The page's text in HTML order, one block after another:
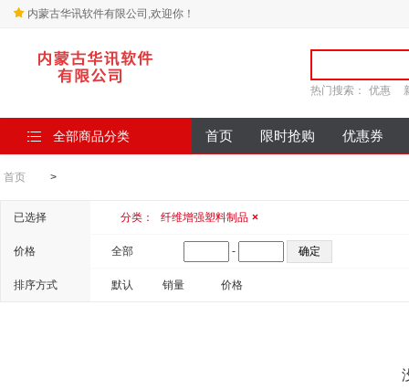
内蒙古华讯软件有限公司,欢迎你！
热门搜索： 优惠
全部商品分类 首页 限时抢购 优惠券
首页 >
已选择 分类： 纤维增强塑料制品 ×
价格 全部 -
排序方式 默认 销量 价格